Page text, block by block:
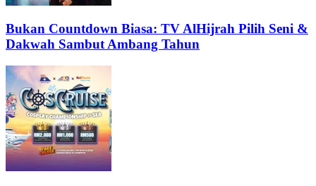
Bukan Countdown Biasa: TV AlHijrah Pilih Seni &
Dakwah Sambut Ambang Tahun